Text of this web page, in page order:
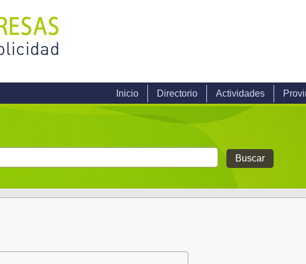
Inicio Directorio Actividades